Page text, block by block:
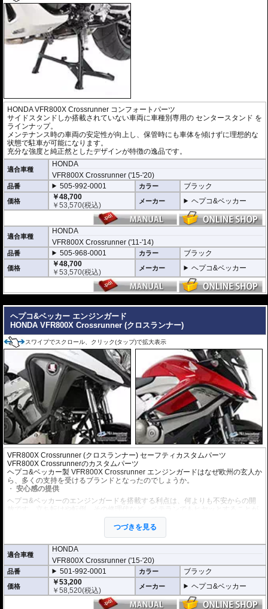
HONDA VFR800X Crossrunner コンフォートパーツ
サイドスタンドしか搭載されていない車両に車種別専用のセンタースタンド を
ラインナップ。
メンテナンス時の車両の安定性が向上し、保管時にも車体を傾けずに理想的な
状態で駐車が可能になります。
充分な強度と純正然としたデザインが特徴の逸品です。
適合車種
HONDA
VFR800X Crossrunner ('15-'20)
品番 505-992-0001 カラー ブラック
価格
￥48,700
￥53,570(税込) メーカー ヘプコ&ベッカー
適合車種
HONDA
VFR800X Crossrunner ('11-'14)
品番 505-968-0001 カラー ブラック
価格
￥48,700
￥53,570(税込) メーカー ヘプコ&ベッカー
ヘプコ&ベッカー エンジンガード
HONDA VFR800X Crossrunner (クロスランナー)
スワイプでスクロール、クリック(タップ)で拡大表示
VFR800X Crossrunner (クロスランナー) セーフティカスタムパーツ
VFR800X Crossrunnerのカスタムパーツ
ヘプコ&ベッカー製 VFR800X Crossrunner エンジンガードはなぜ欧州の玄人か
ら、多くの支持を受けるブランドとなったのでしょうか。
安心感の提供
ヘプコ&ベッカーのエンジンガードを搭載する利点は、何よりも不安からの開
放です。立ち転けや転倒、その修理代など、ベテランでもヒヤッとすることが
ヘプコ&ベッカーではツーリングを心から楽しむことを目指し、製品を開発、
高い安全性
万が一の有事から車体を守ります。直接のダメージを防ぐだけでなく、衝撃を
多点に分散し、全体的にダメージを少なくする効果が期待できます。
地面と車体の間への足の挟み込みなども防ぐことも大事な機能です。
品質の差別化
つづきを見る
適合車種
HONDA
VFR800X Crossrunner ('15-'20)
品番 501-992-0001 カラー ブラック
価格
￥53,200
￥58,520(税込) メーカー ヘプコ&ベッカー